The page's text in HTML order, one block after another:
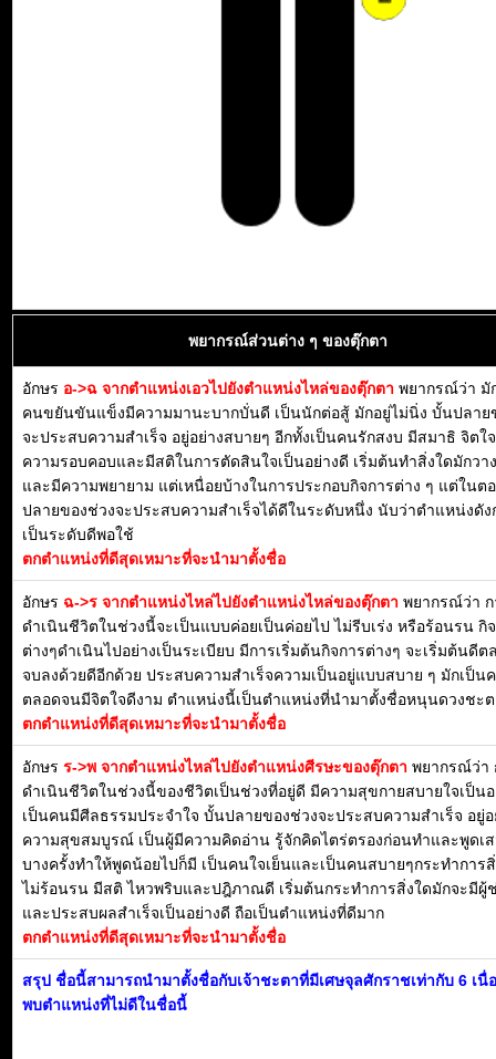
พยากรณ์ส่วนต่าง ๆ ของตุ๊กตา
อักษร อ->ฉ จากตำแหน่งเอวไปยังตำแหน่งไหล่ของตุ๊กตา พยากรณ์ว่า มั
คนขยันขันแข็งมีความมานะบากบั่นดี เป็นนักต่อสู้ มักอยู่ไม่นิ่ง บั้นปลาย
จะประสบความสำเร็จ อยู่อย่างสบายๆ อีกทั้งเป็นคนรักสงบ มีสมาธิ จิตใ
ความรอบคอบและมีสติในการตัดสินใจเป็นอย่างดี เริ่มต้นทำสิ่งใดมักวา
และมีความพยายาม แต่เหนื่อยบ้างในการประกอบกิจการต่าง ๆ แต่ในต
ปลายของช่วงจะประสบความสำเร็จได้ดีในระดับหนึ่ง นับว่าตำแหน่งดัง
เป็นระดับดีพอใช้
ตกตำแหน่งที่ดีสุดเหมาะที่จะนำมาตั้งชื่อ
อักษร ฉ->ร จากตำแหน่งไหล่ไปยังตำแหน่งไหล่ของตุ๊กตา พยากรณ์ว่า ก
ดำเนินชีวิตในช่วงนี้จะเป็นแบบค่อยเป็นค่อยไป ไม่รีบเร่ง หรือร้อนรน กิ
ต่างๆดำเนินไปอย่างเป็นระเบียบ มีการเริ่มต้นกิจการต่างๆ จะเริ่มต้นดีต
จบลงด้วยดีอีกด้วย ประสบความสำเร็จความเป็นอยู่แบบสบาย ๆ มักเป็น
ตลอดจนมีจิตใจดีงาม ตำแหน่งนี้เป็นตำแหน่งที่นำมาตั้งชื่อหนุนดวงชะ
ตกตำแหน่งที่ดีสุดเหมาะที่จะนำมาตั้งชื่อ
อักษร ร->พ จากตำแหน่งไหล่ไปยังตำแหน่งศีรษะของตุ๊กตา พยากรณ์ว่า
ดำเนินชีวิตในช่วงนี้ของชีวิตเป็นช่วงที่อยู่ดี มีความสุขกายสบายใจเป็น
เป็นคนมีศีลธรรมประจำใจ บั้นปลายของช่วงจะประสบความสำเร็จ อยู่อ
ความสุขสมบูรณ์ เป็นผู้มีความคิดอ่าน รู้จักคิดไตร่ตรองก่อนทำและพูดเ
บางครั้งทำให้พูดน้อยไปก็มี เป็นคนใจเย็นและเป็นคนสบายๆกระทำการ
ไม่ร้อนรน มีสติ ไหวพริบและปฎิภาณดี เริ่มต้นกระทำการสิ่งใดมักจะมีผู้
และประสบผลสำเร็จเป็นอย่างดี ถือเป็นตำแหน่งที่ดีมาก
ตกตำแหน่งที่ดีสุดเหมาะที่จะนำมาตั้งชื่อ
สรุป ชื่อนี้สามารถนำมาตั้งชื่อกับเจ้าชะตาที่มีเศษจุลศักราชเท่ากับ 6 เนื่
พบตำแหน่งที่ไม่ดีในชื่อนี้